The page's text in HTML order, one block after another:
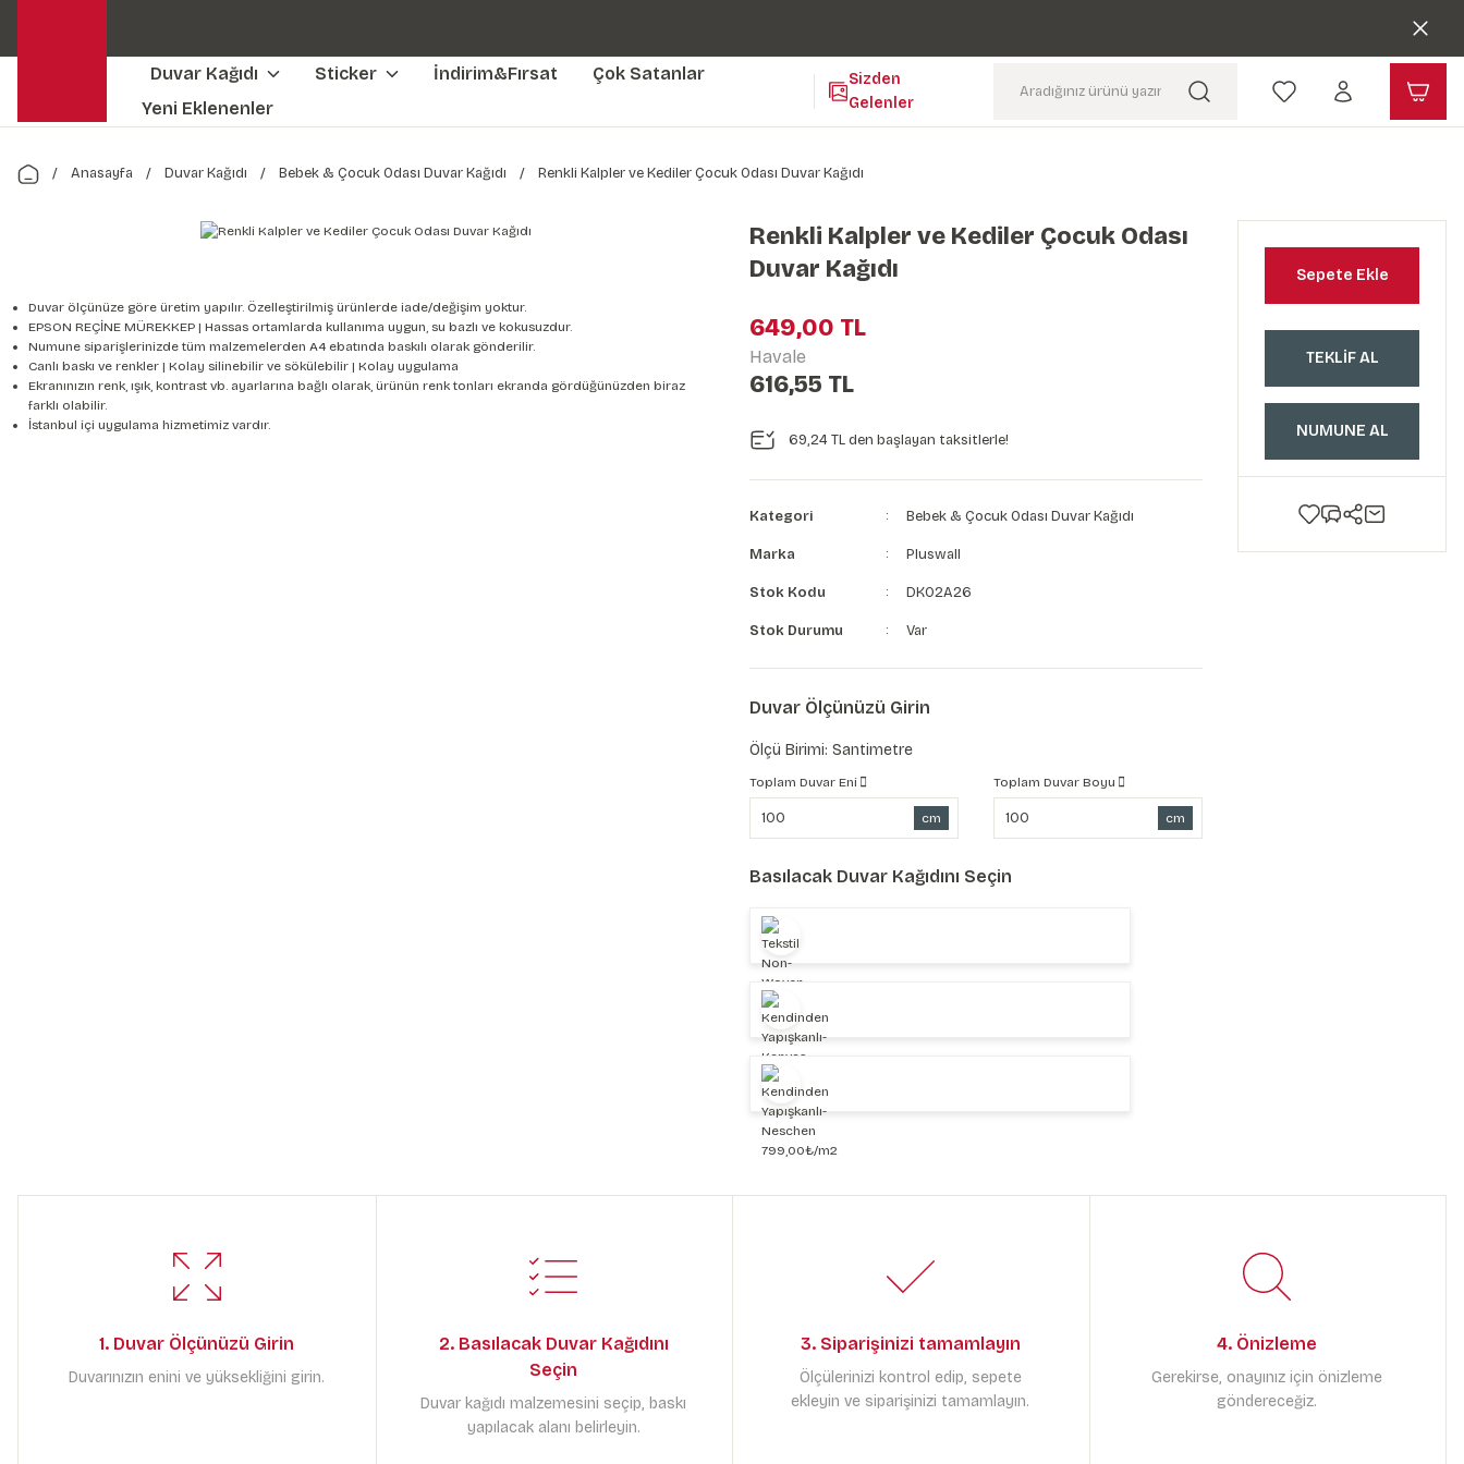
Kendinden Yapışkanlı Kolay Uygulanan Duvar Kağıtları😇
Duvar Kağıdı Sticker İndirim&Fırsat
Çok Satanlar
Yeni Eklenenler
Sizden
Gelenler
Anasayfa Duvar Kağıdı Bebek & Çocuk Odası Duvar Kağıdı Renkli Kalpler ve Kediler Çocuk Odası Duvar Kağıdı
Duvar ölçünüze göre üretim yapılır. Özelleştirilmiş ürünlerde iade/değişim yoktur.
EPSON REÇİNE MÜREKKEP | Hassas ortamlarda kullanıma uygun, su bazlı ve kokusuzdur.
Numune siparişlerinizde tüm malzemelerden A4 ebatında baskılı olarak gönderilir.
Canlı baskı ve renkler | Kolay silinebilir ve sökülebilir | Kolay uygulama
Ekranınızın renk, ışık, kontrast vb. ayarlarına bağlı olarak, ürünün renk tonları ekranda gördüğünüzden biraz
farklı olabilir.
İstanbul içi uygulama hizmetimiz vardır.
Renkli Kalpler ve Kediler Çocuk Odası
Duvar Kağıdı
649,00 TL
Havale
616,55 TL
69,24 TL den başlayan taksitlerle!
Kategori Bebek & Çocuk Odası Duvar Kağıdı
Marka Pluswall
Stok Kodu DK02A26
Stok Durumu Var
Duvar Ölçünüzü Girin
Ölçü Birimi: Santimetre
Toplam Duvar Eni
cm
Toplam Duvar Boyu
cm
Basılacak Duvar Kağıdını Seçin
Sepete Ekle
TEKLİF AL
NUMUNE AL
1. Duvar Ölçünüzü Girin
Duvarınızın enini ve yüksekliğini girin.
2. Basılacak Duvar Kağıdını
Seçin
Duvar kağıdı malzemesini seçip, baskı
yapılacak alanı belirleyin.
3. Siparişinizi tamamlayın
Ölçülerinizi kontrol edip, sepete
ekleyin ve siparişinizi tamamlayın.
4. Önizleme
Gerekirse, onayınız için önizleme
göndereceğiz.